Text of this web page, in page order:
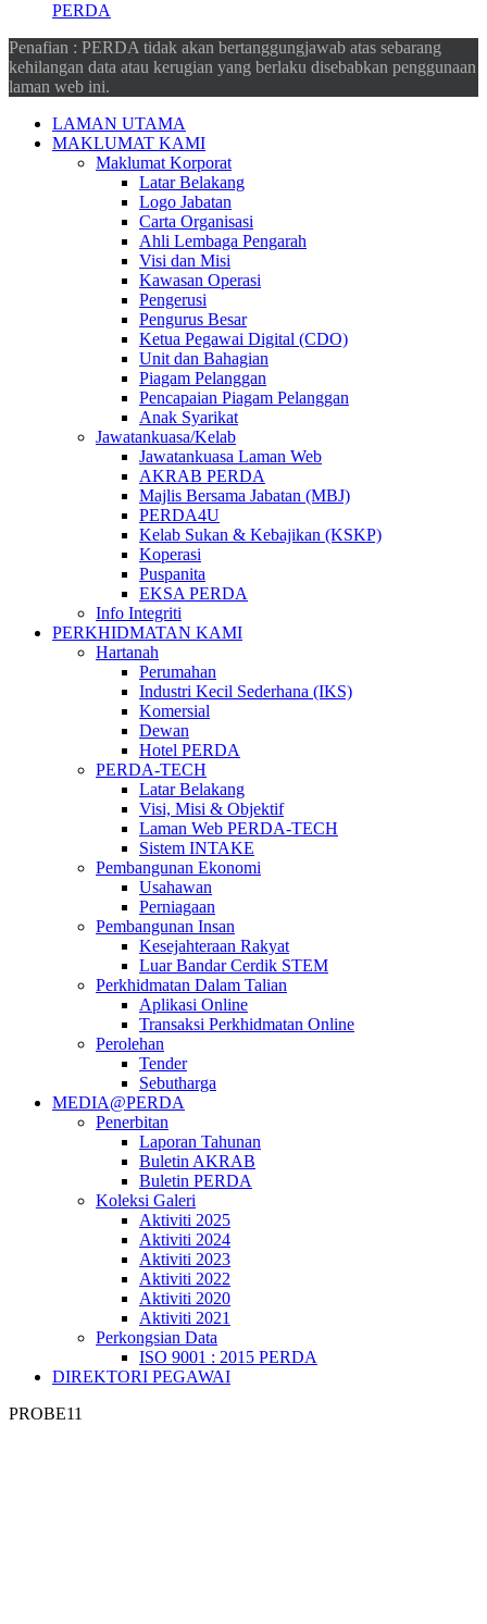
PERDA
Penafian : PERDA tidak akan bertanggungjawab atas sebarang
kehilangan data atau kerugian yang berlaku disebabkan penggunaan
laman web ini.
LAMAN UTAMA
MAKLUMAT KAMI
Maklumat Korporat
Latar Belakang
Logo Jabatan
Carta Organisasi
Ahli Lembaga Pengarah
Visi dan Misi
Kawasan Operasi
Pengerusi
Pengurus Besar
Ketua Pegawai Digital (CDO)
Unit dan Bahagian
Piagam Pelanggan
Pencapaian Piagam Pelanggan
Anak Syarikat
Jawatankuasa/Kelab
Jawatankuasa Laman Web
AKRAB PERDA
Majlis Bersama Jabatan (MBJ)
PERDA4U
Kelab Sukan & Kebajikan (KSKP)
Koperasi
Puspanita
EKSA PERDA
Info Integriti
PERKHIDMATAN KAMI
Hartanah
Perumahan
Industri Kecil Sederhana (IKS)
Komersial
Dewan
Hotel PERDA
PERDA-TECH
Latar Belakang
Visi, Misi & Objektif
Laman Web PERDA-TECH
Sistem INTAKE
Pembangunan Ekonomi
Usahawan
Perniagaan
Pembangunan Insan
Kesejahteraan Rakyat
Luar Bandar Cerdik STEM
Perkhidmatan Dalam Talian
Aplikasi Online
Transaksi Perkhidmatan Online
Perolehan
Tender
Sebutharga
MEDIA@PERDA
Penerbitan
Laporan Tahunan
Buletin AKRAB
Buletin PERDA
Koleksi Galeri
Aktiviti 2025
Aktiviti 2024
Aktiviti 2023
Aktiviti 2022
Aktiviti 2020
Aktiviti 2021
Perkongsian Data
ISO 9001 : 2015 PERDA
DIREKTORI PEGAWAI